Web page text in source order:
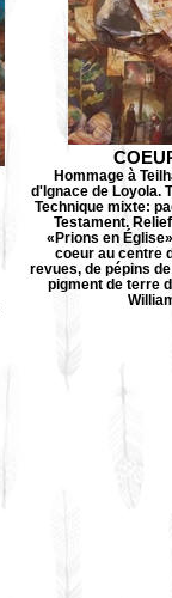
Hommage à
d'Ignace de Loyola.
Technique mixte:
Testament.
«Prions en
coeur au centre
revues, de pépins
pigment de terre